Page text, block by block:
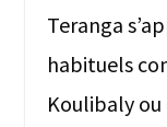
Teranga
habituels
Koulibaly ou